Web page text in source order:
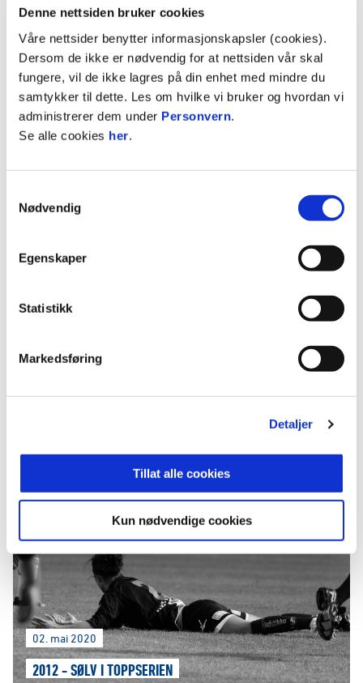
Denne nettsiden bruker cookies
Våre nettsider benytter informasjonskapsler (cookies).
Dersom de ikke er nødvendig for at nettsiden vår skal
fungere, vil de ikke lagres på din enhet med mindre du
samtykker til dette. Les om hvilke vi bruker og hvordan vi
administrerer dem under Personvern.
Se alle cookies her.
Nødvendig
Egenskaper
Statistikk
Markedsføring
Detaljer
Tillat alle cookies
Kun nødvendige cookies
02. mai 2020
2013 - GULL I NORGESMESTERSKAPET
2012 - 1/8-FINALE I CHAMPIONS LEAGUE
2012 - GULL I NORGESMESTERSKAPET
02. mai 2020
2012 - SØLV I TOPPSERIEN